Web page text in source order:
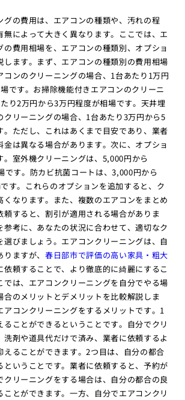
グの費用は、エアコンの種類や、汚れの程
無によって大きく異なります。ここでは、エ
の費用相場を、エアコンの種類別、オプショ
します。まず、エアコンの種類別の費用相場
コンのクリーニングの場合、1台あたり1万円
です。お掃除機能付きエアコンのクリーニ
り2万円から3万円程度が相場です。天井埋
クリーニングの場合、1台あたり3万円から5
。ただし、これはあくまで目安であり、業者
金は異なる場合があります。次に、オプショ
。室外機クリーニングは、5,000円から
です。防カビ抗菌コートは、3,000円から
す。これらのオプションを追加すると、ク
くなります。また、複数のエアコンをまとめ
頼すると、割引が適用される場合がありま
参考に、あなたの状況に合わせて、適切なク
選びましょう。エアコンクリーニングは、自
りますが、春日部市で評価の高い家具・粗大
依頼することで、より徹底的に綺麗にするこ
では、エアコンクリーニングを自分でやる場
合のメリットとデメリットを比較解説しま
アコンクリーニングをするメリットです。1
ることができるということです。自分でクリ
洗剤や道具代だけで済み、業者に依頼するよ
えることができます。2つ目は、自分の都合
ということです。業者に依頼すると、予約が
クリーニングをする場合は、自分の都合の良
ことができます。一方、自分でエアコンクリ